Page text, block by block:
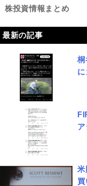
株投資情報まとめ
最新の記事
桐
米